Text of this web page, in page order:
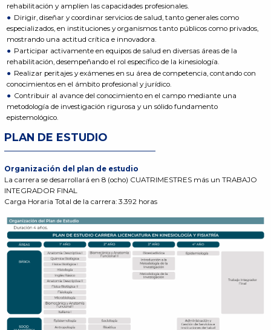
rehabilitación y amplíen las capacidades profesionales.
Dirigir, diseñar y coordinar servicios de salud, tanto generales como
especializados, en instituciones y organismos tanto públicos como privados,
mostrando una actitud crítica e innovadora.
Participar activamente en equipos de salud en diversas áreas de la
rehabilitación, desempeñando el rol específico de la kinesiología.
Realizar peritajes y exámenes en su área de competencia, contando con
conocimientos en el ámbito profesional y jurídico.
Contribuir al avance del conocimiento en el campo mediante una
metodología de investigación rigurosa y un sólido fundamento
epistemológico.
PLAN DE ESTUDIO
Organización del plan de estudio
La carrera se desarrollará en 8 (ocho) CUATRIMESTRES más un TRABAJO
INTEGRADOR FINAL
Carga Horaria Total de la carrera: 3.392 horas